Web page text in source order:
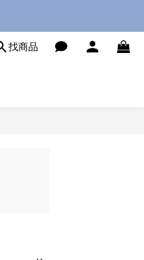
找商品